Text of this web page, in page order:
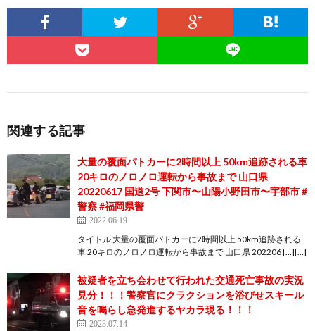
関連する記事
大量の覆面パトカーに2時間以上 50km追跡される車
20キロのノロノロ運転から事故まで 山口県
20220617 国道2号 下関市〜山陽小野田市〜宇部市 #
警察 #福岡県警
2022.06.19
タイトル 大量の覆面パトカーに2時間以上 50km追跡される
車 20キロのノロノロ運転から事故まで 山口県 202206 […][…]
被疑者を立ち会わせて行われた交通死亡事故の実況
見分！！！警察官にクラクションを浴びせスキール
音を鳴らし急発進するヤカラ現る！！！
2023.07.14